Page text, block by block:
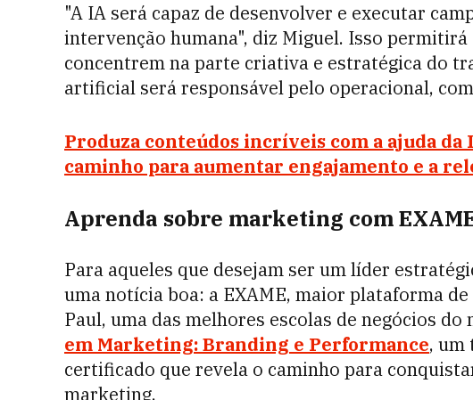
"A IA será capaz de desenvolver e executar
intervenção humana", diz Miguel. Isso
concentrem na parte criativa e estratégica do
artificial será responsável pelo operacional,
Produza conteúdos incríveis com a ajuda
caminho para aumentar engajamento e a
Aprenda sobre marketing com
Para aqueles que desejam ser um líder
uma notícia boa: a EXAME, maior plataforma
Paul, uma das melhores escolas de negócios
em Marketing: Branding e Performance, um
certificado que revela o caminho para
marketing.